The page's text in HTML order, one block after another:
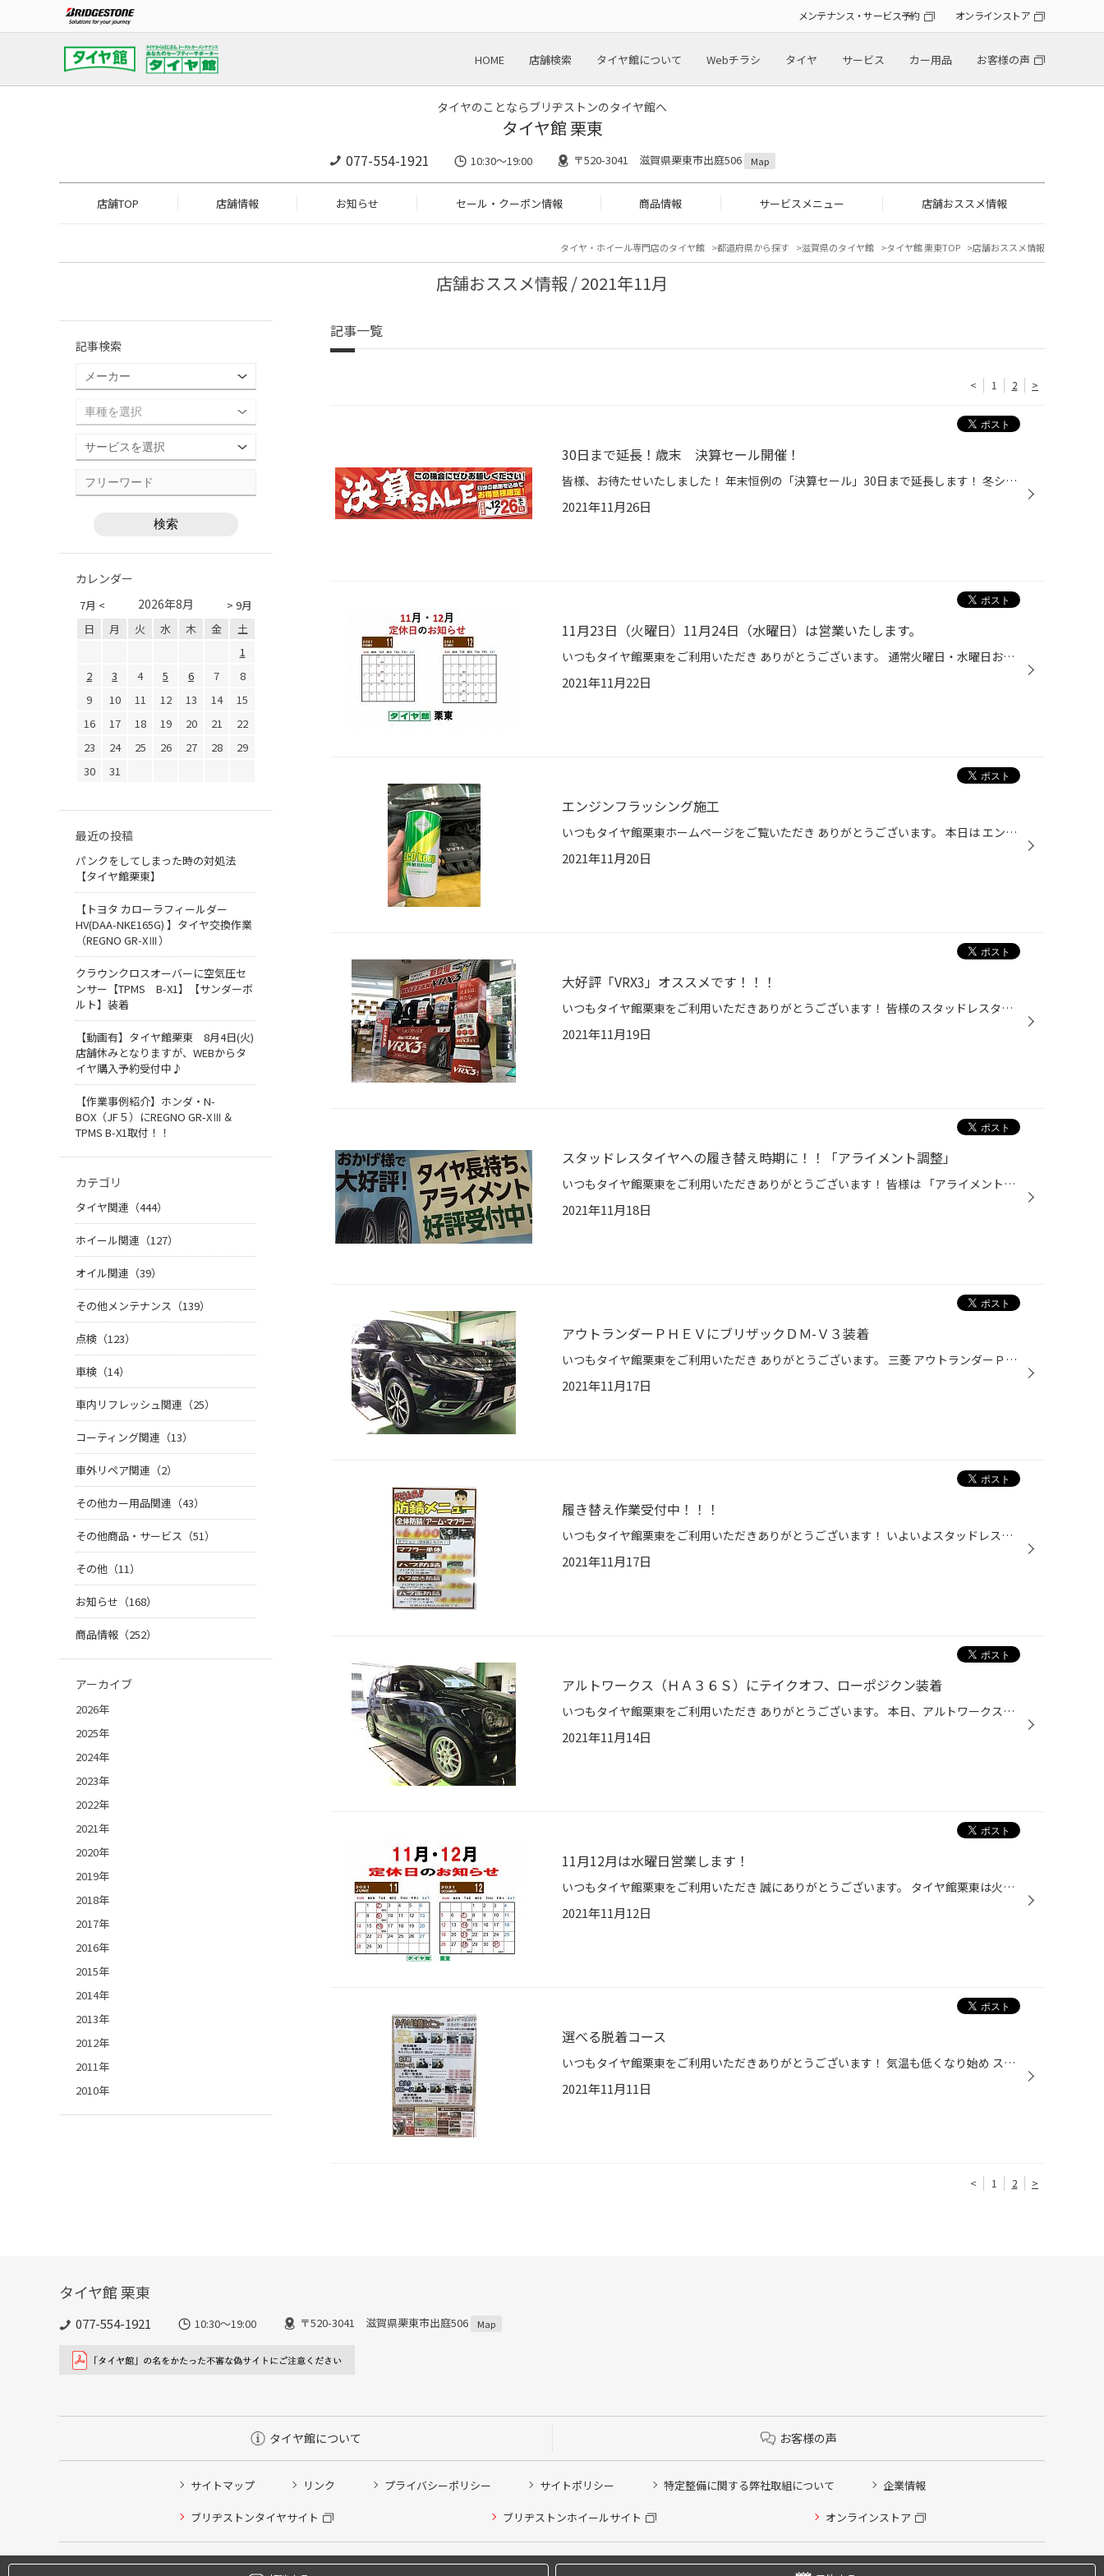
メンテナンス・サービス予約 オンラインストア
HOME 店舗検索 タイヤ館について Webチラシ タイヤ サービス カー用品 お客様の声
タイヤのことならブリヂストンのタイヤ館へ
タイヤ館 栗東
077-554-1921 10:30～19:00 〒520-3041 滋賀県栗東市出庭506 Map
店舗TOP 店舗情報 お知らせ セール・クーポン情報 商品情報 サービスメニュー 店舗おススメ情報
タイヤ・ホイール専門店のタイヤ館 都道府県から探す 滋賀県のタイヤ館 タイヤ館 栗東TOP 店舗おススメ情報
店舗おススメ情報 / 2021年11月
記事一覧
< 1 2 >
30日まで延長！歳末 決算セール開催！
皆様、お待たせいたしました！ 年末恒例の「決算セール」30日まで延長します！ 冬シーズンの必需品スタッドレスタイヤ 新商品「ＶＲＸ3」から お買い得タイヤ「アイスパートナー2」まで ご用意しております。 また夏タイヤもお買い得タイヤご用意してます。 さらにお出かけ前のカーメンテナンスも ...
2021年11月26日
11月23日（火曜日）11月24日（水曜日）は営業いたします。
いつもタイヤ館栗東をご利用いただき ありがとうございます。 通常火曜日・水曜日お休み頂いておりますが タイヤ館栗東は明日11/23（火）明後日11/24（水） 営業しております。 タイヤのご用命・タイヤ履き替え・カーメンテナンス ご利用のお客様は、是非ご来店下さい。 よろしくお願い致します。
2021年11月22日
エンジンフラッシング施工
いつもタイヤ館栗東ホームページをご覧いただき ありがとうございます。 本日は エンジン内部洗浄フラッシングを施工させていただきました。 こちらの商品は エンジン内部に定着したスラッジやカーボンなどを溶解しエンジンを クリーンにするフラッシング添加剤は オイルフィルター交換に合わせて使...
2021年11月20日
大好評「VRX3」オススメです！！！
いつもタイヤ館栗東をご利用いただきありがとうございます！ 皆様のスタッドレスタイヤの 残溝 年数 柔らかさ は大丈夫ですか？ 「今年買い替えようかな」 とお考えのお客様にオススメのタイヤがあります！！^ ^ 今年新発売された 「BLIZZAK VRX3」 です！ 「BLIZZAK VRX3」は ブリヂストン独自技術...
2021年11月19日
スタッドレスタイヤへの履き替え時期に！！「アライメント調整」
いつもタイヤ館栗東をご利用いただきありがとうございます！ 皆様は 「アライメント調整」 を知っていますか？ そんなの知らない 聞いたことはあるけどよく分からない という方がほとんどだと思います。^^; 「アライメント調整」とは 車の骨盤矯正 のことです！ 車のアライメントは 縁石にぶつける ...
2021年11月18日
アウトランダーＰＨＥＶにブリザックＤＭ-Ｖ３装着
いつもタイヤ館栗東をご利用いただき ありがとうございます。 三菱 アウトランダーＰＨＥＶに ブリヂストンタイヤ ブリザック「ＤＭ-Ｖ３」 ブリヂストンホイール バルミナ「Ｋ10」 をお取り付けさせて頂きました。 タイヤサイズは225/55Ｒ18 ホイールサイズは18×75 5/114.3 42 カラーはブラック塗...
2021年11月17日
履き替え作業受付中！！！
いつもタイヤ館栗東をご利用いただきありがとうございます！ いよいよスタッドレスへの 履き替えの時期がやってきましたね^ ^ タイヤ館栗東では 履き替え作業の予約を受付中です！ 本年度の脱着のご予約は 当日以外のご予約の場合 webからのお申し込み をお願いしています^ ^ ※クローク以外のお客様...
2021年11月17日
アルトワークス（ＨＡ３６Ｓ）にテイクオフ、ローポジクン装着
いつもタイヤ館栗東をご利用いただき ありがとうございます。 本日、アルトワークス（ＨＡ３６Ｓ）に テイクオフ ローポジくんを 運転席・助手席共に装着させていただきました。 ↓テイクオフ ローポジくん 装着前のシート そしてこちらが外した純正部品となります。 実際に並べて比べてみると こん...
2021年11月14日
11月12月は水曜日営業します！
いつもタイヤ館栗東をご利用いただき 誠にありがとうございます。 タイヤ館栗東は火曜・水曜定休日でしたが 11月・12月は水曜日営業しております。 よろしくお願い致します。 気象状況や営業日数の減少に伴い 今冬は店頭での混雑が予想されます。 予約枠にも限りがございますので、 走行距離の少な...
2021年11月12日
選べる脱着コース
いつもタイヤ館栗東をご利用いただきありがとうございます！ 気温も低くなり始め スタッドレスタイヤへの履き替えを考える季節になりました^ ^ タイヤ館では脱着のコースを 3種類から選べます！ お車に合ったコースを選べるので安心です^ ^ 脱着と一緒に 下回り・ハブの防錆施工 もオススメです！ ...
2021年11月11日
< 1 2 >
記事検索
カレンダー
7月 < > 9月
2026年8月
日 月 火 水 木 金
土
1
2
3 4 5 6 7
8
9
10 11 12 13 14
15
16
17 18 19 20 21
22
23
24 25 26 27 28
29
30
31
最近の投稿
パンクをしてしまった時の対処法
【タイヤ館栗東】
【トヨタ カローラフィールダー
HV(DAA-NKE165G) 】タイヤ交換作業
（REGNO GR-XⅢ）
クラウンクロスオーバーに空気圧セ
ンサー【TPMS B-X1】【サンダーボ
ルト】装着
【動画有】タイヤ館栗東 8月4日(火)
店舗休みとなりますが、WEBからタ
イヤ購入予約受付中♪
【作業事例紹介】ホンダ・N-
BOX（JF５）にREGNO GR-XⅢ＆
TPMS B-X1取付！！
カテゴリ
タイヤ関連（444）
ホイール関連（127）
オイル関連（39）
その他メンテナンス（139）
点検（123）
車検（14）
車内リフレッシュ関連（25）
コーティング関連（13）
車外リペア関連（2）
その他カー用品関連（43）
その他商品・サービス（51）
その他（11）
お知らせ（168）
商品情報（252）
アーカイブ
2026年
2025年
2024年
2023年
2022年
2021年
2020年
2019年
2018年
2017年
2016年
2015年
2014年
2013年
2012年
2011年
2010年
タイヤ館 栗東
077-554-1921 10:30～19:00 〒520-3041 滋賀県栗東市出庭506 Map
タイヤ館について お客様の声
サイトマップ リンク プライバシーポリシー サイトポリシー 特定整備に関する弊社取組について 企業情報
ブリヂストンタイヤサイト ブリヂストンホイールサイト オンラインストア
タイヤ点検・安全点検/タイヤ履き替え/オイル交換/その他ピット作業の予約
クローク契約会員専用タイヤ履き替え※タイヤ履き替えを希望のクローク契約会員の方はこちらを選択ください
本日のタイヤ履き替え順番待ち予約 ※クローク契約会員の方はご利用いただけません